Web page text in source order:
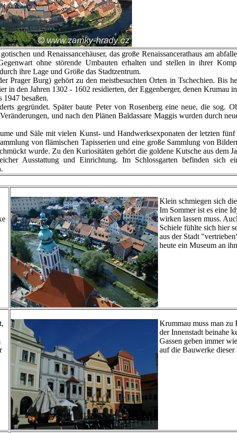
und Renaissancehäuser, das große Renaissancerathaus am
ohne störende Umbauten erhalten und stellen in ihrer
ihre Lage und Größe das Stadtzentrum.
Prager Burg) gehört zu den meistbesuchten Orten in Tschechien. Bis
in den Jahren 1302 - 1602 residierten, der Eggenberger, denen Krumau
1947 besaßen.
gegründet. Später baute Peter von Rosenberg eine neue, die sog.
und nach den Plänen Baldassare Maggis wurden durch
und Säle mit vielen Kunst- und Handwerksexponaten der letzten fünf
von flämischen Tapisserien und eine große Sammlung von
wurde. Zu den Kuriositäten gehört die goldene Kutsche aus dem
Ausstattung und Einrichtung. Im Schlossgarten befinden sich
Klein schmiegen sich
Im Sommer ist es eine
wirken lassen muss.
Schiele fühlte sich hier
aus der Stadt
heute ein Museum an
Krummau muss man zu
der Innenstadt beinahe
Gassen geben immer
auf die Bauwerke dieser